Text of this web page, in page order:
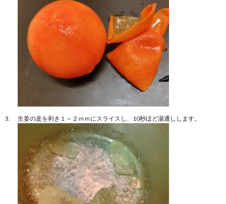
生姜の皮を剥き１～２ｍｍにスライスし、10秒ほど湯通しします。